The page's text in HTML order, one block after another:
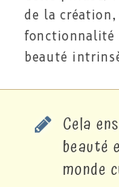
de la
fonctionnalité
beauté
Cela
beauté
monde